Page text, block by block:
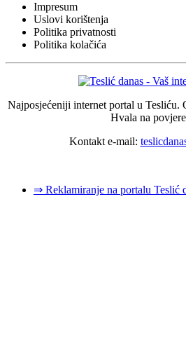
Impresum
Uslovi korištenja
Politika privatnosti
Politika kolačića
Najposjećeniji internet portal u Tesliću.
Hvala na
Kontakt e-mail:
⇒ Reklamiranje na portalu Teslić